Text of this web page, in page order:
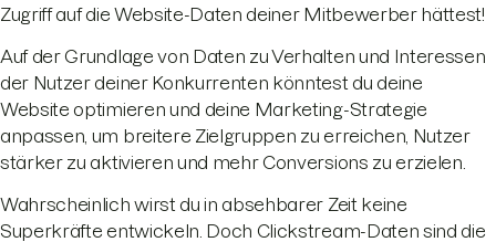
Zugriff auf die Website-Daten deiner Mitbewerber hättest!
Auf der Grundlage von Daten zu Verhalten und Interessen
der Nutzer deiner Konkurrenten könntest du deine
Website optimieren und deine Marketing-Strategie
anpassen, um breitere Zielgruppen zu erreichen, Nutzer
stärker zu aktivieren und mehr Conversions zu erzielen.
Wahrscheinlich wirst du in absehbarer Zeit keine
Superkräfte entwickeln. Doch Clickstream-Daten sind die